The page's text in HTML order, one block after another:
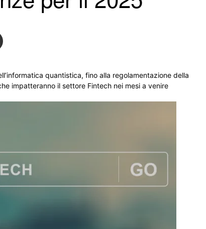
quantistica, fino alla regolamentazione della
impatteranno il settore Fintech nei mesi a venire